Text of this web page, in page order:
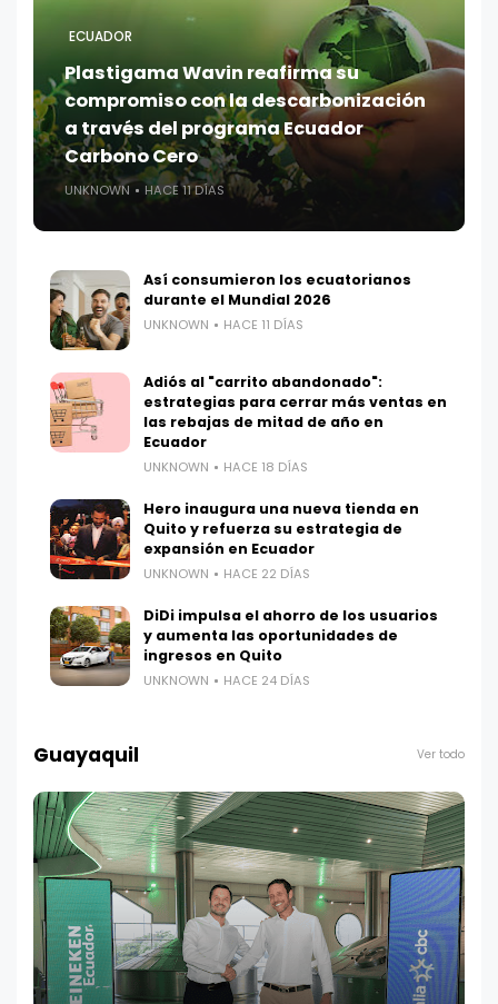
ECUADOR
Plastigama Wavin reafirma su
compromiso con la descarbonización
a través del programa Ecuador
Carbono Cero
UNKNOWN HACE 11 DÍAS
Así consumieron los ecuatorianos
durante el Mundial 2026
UNKNOWN HACE 11 DÍAS
Adiós al "carrito abandonado":
estrategias para cerrar más ventas en
las rebajas de mitad de año en
Ecuador
UNKNOWN HACE 18 DÍAS
Hero inaugura una nueva tienda en
Quito y refuerza su estrategia de
expansión en Ecuador
UNKNOWN HACE 22 DÍAS
DiDi impulsa el ahorro de los usuarios
y aumenta las oportunidades de
ingresos en Quito
UNKNOWN HACE 24 DÍAS
Guayaquil Ver todo